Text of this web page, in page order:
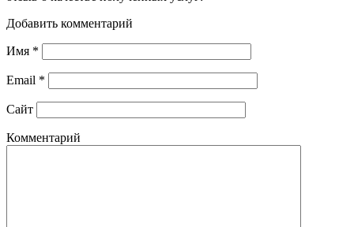
Добавить комментарий
Имя *
Email *
Сайт
Комментарий